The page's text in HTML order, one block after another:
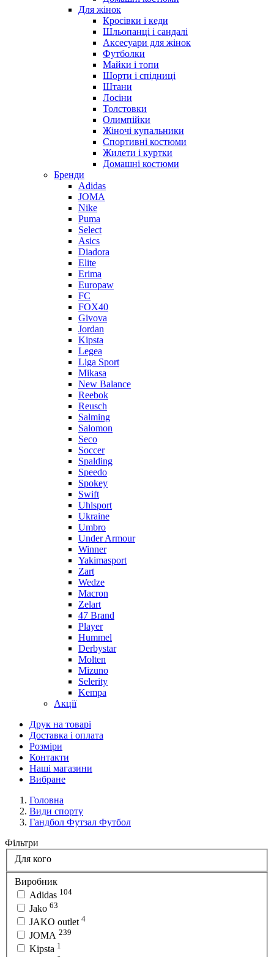
Для жінок
Кросівки і кеди
Шльопанці і сандалі
Аксесуари для жінок
Футболки
Майки і топи
Шорти і спідниці
Штани
Лосіни
Толстовки
Олимпійки
Жіночі купальники
Спортивні костюми
Жилети і куртки
Домашні костюми
Бренди
Adidas
JOMA
Nike
Puma
Select
Asics
Diadora
Elite
Erima
Europaw
FC
FOX40
Givova
Jordan
Kipsta
Legea
Liga Sport
Mikasa
New Balance
Reebok
Reusch
Salming
Salomon
Seco
Soccer
Spalding
Speedo
Spokey
Swift
Uhlsport
Ukraine
Umbro
Under Armour
Winner
Yakimasport
Zart
Wedze
Macron
Zelart
47 Brand
Player
Hummel
Derbystar
Molten
Mizuno
Selerity
Kempa
Акції
Друк на товарі
Доставка і оплата
Розміри
Контакти
Наші магазини
Вибране
Головна
Види спорту
Гандбол Футзал Футбол
Фільтри
Для кого
Виробник
Adidas 104
Jako 63
JAKO outlet 4
JOMA 239
Kipsta 1